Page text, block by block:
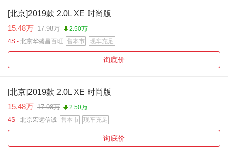
[北京]2019款 2.0L XE 时尚版
15.48万 17.98万
2.50万
4S - 北京华盛昌百旺 售本市 现车充足
询底价
[北京]2019款 2.0L XE 时尚版
15.48万 17.98万
2.50万
4S - 北京宏远信诚 售本市 现车充足
询底价